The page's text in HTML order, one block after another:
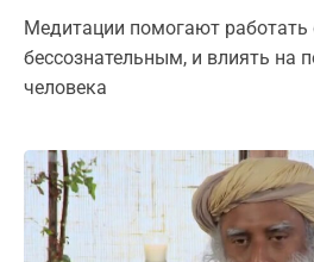
Медитации помогают работать
бессознательным, и влиять на
человека